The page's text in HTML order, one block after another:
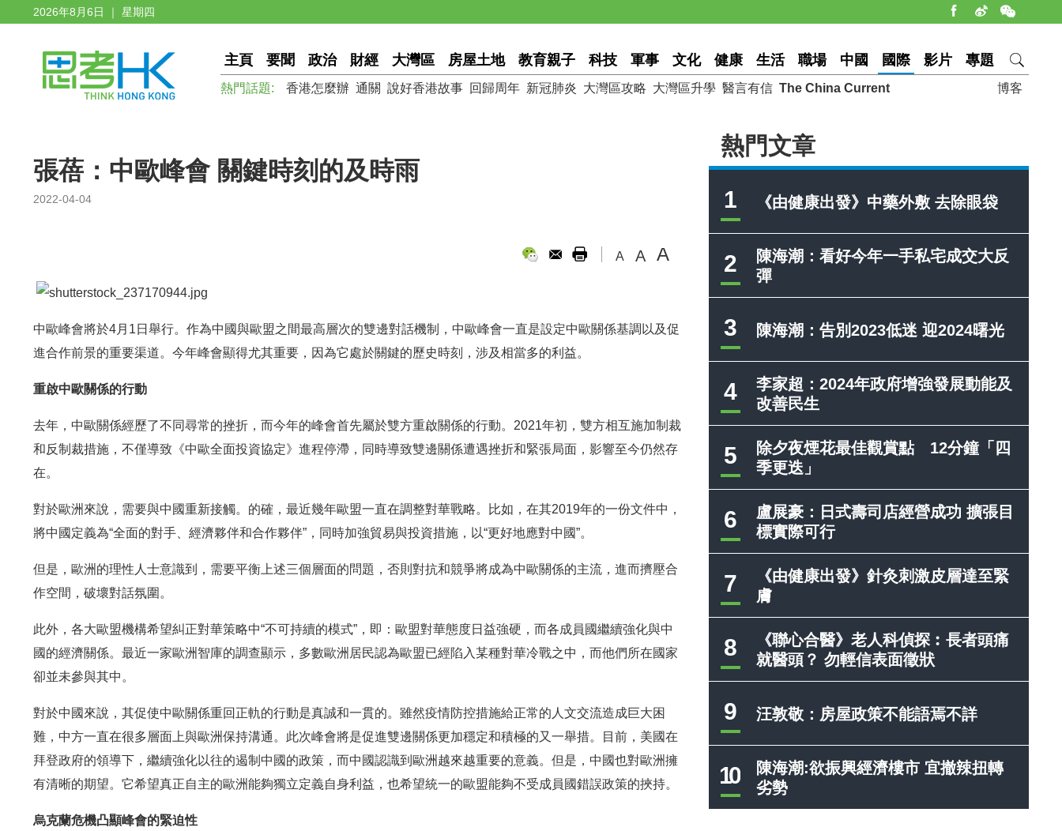
2026年8月6日 ｜ 星期四
主頁 要聞 政治 財經 大灣區 房屋土地 教育親子 科技 軍事 文化 健康 生活 職場 中國 國際 影片 專題
博客
熱門話題: 香港怎麼辦 通關 說好香港故事 回歸周年 新冠肺炎 大灣區攻略 大灣區升學 醫言有信 The China Current
熱門文章
1 《由健康出發》中藥外敷 去除眼袋
2
陳海潮：看好今年一手私宅成交大反
彈
3 陳海潮：告別2023低迷 迎2024曙光
4
李家超：2024年政府增強發展動能及
改善民生
5
除夕夜煙花最佳觀賞點 12分鐘「四
季更迭」
6
盧展豪：日式壽司店經營成功 擴張目
標實際可行
7
《由健康出發》針灸刺激皮層達至緊
膚
8
《聯心合醫》老人科偵探︰長者頭痛
就醫頭？ 勿輕信表面徵狀
9 汪敦敬：房屋政策不能語焉不詳
10
陳海潮:欲振興經濟樓市 宜撤辣扭轉
劣勢
張蓓：中歐峰會 關鍵時刻的及時雨
2022-04-04
A A A
中歐峰會將於4月1日舉行。作為中國與歐盟之間最高層次的雙邊對話機制，中歐峰會一直是設定中歐關係基調以及促
進合作前景的重要渠道。今年峰會顯得尤其重要，因為它處於關鍵的歷史時刻，涉及相當多的利益。
重啟中歐關係的行動
去年，中歐關係經歷了不同尋常的挫折，而今年的峰會首先屬於雙方重啟關係的行動。2021年初，雙方相互施加制裁
和反制裁措施，不僅導致《中歐全面投資協定》進程停滯，同時導致雙邊關係遭遇挫折和緊張局面，影響至今仍然存
在。
對於歐洲來說，需要與中國重新接觸。的確，最近幾年歐盟一直在調整對華戰略。比如，在其2019年的一份文件中，
將中國定義為“全面的對手、經濟夥伴和合作夥伴”，同時加強貿易與投資措施，以“更好地應對中國”。
但是，歐洲的理性人士意識到，需要平衡上述三個層面的問題，否則對抗和競爭將成為中歐關係的主流，進而擠壓合
作空間，破壞對話氛圍。
此外，各大歐盟機構希望糾正對華策略中“不可持續的模式”，即：歐盟對華態度日益強硬，而各成員國繼續強化與中
國的經濟關係。最近一家歐洲智庫的調查顯示，多數歐洲居民認為歐盟已經陷入某種對華冷戰之中，而他們所在國家
卻並未參與其中。
對於中國來說，其促使中歐關係重回正軌的行動是真誠和一貫的。雖然疫情防控措施給正常的人文交流造成巨大困
難，中方一直在很多層面上與歐洲保持溝通。此次峰會將是促進雙邊關係更加穩定和積極的又一舉措。目前，美國在
拜登政府的領導下，繼續強化以往的遏制中國的政策，而中國認識到歐洲越來越重要的意義。但是，中國也對歐洲擁
有清晰的期望。它希望真正自主的歐洲能夠獨立定義自身利益，也希望統一的歐盟能夠不受成員國錯誤政策的挾持。
烏克蘭危機凸顯峰會的緊迫性